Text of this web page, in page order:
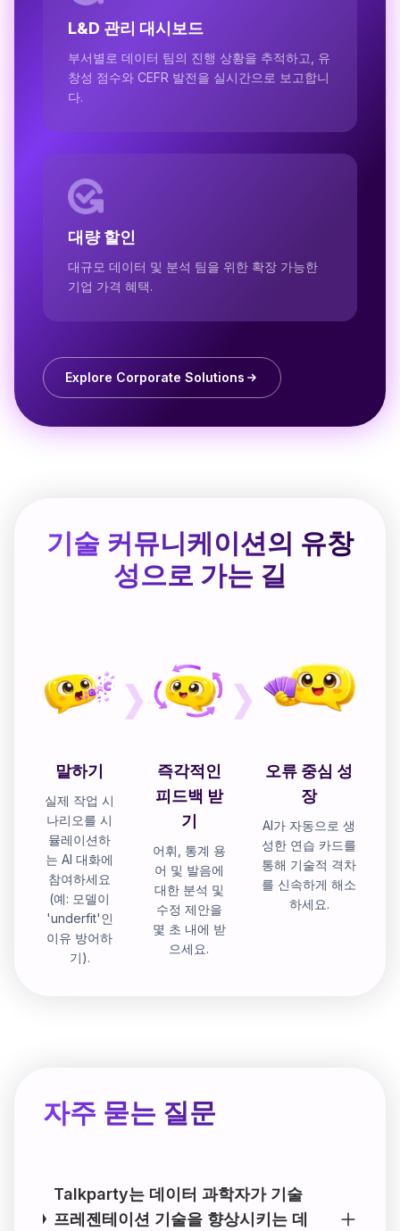
L&D 관리 대시보드
부서별로 데이터 팀의 진행 상황을 추적하고, 유
창성 점수와 CEFR 발전을 실시간으로 보고합니
다.
대량 할인
대규모 데이터 및 분석 팀을 위한 확장 가능한
기업 가격 혜택.
Explore Corporate Solutions
기술 커뮤니케이션의 유창
성으로 가는 길
말하기
실제 작업 시
나리오를 시
뮬레이션하
는 AI 대화에
참여하세요
(예: 모델이
'underfit'인
이유 방어하
기).
즉각적인
피드백 받
기
어휘, 통계 용
어 및 발음에
대한 분석 및
수정 제안을
몇 초 내에 받
으세요.
오류 중심 성
장
AI가 자동으로 생
성한 연습 카드를
통해 기술적 격차
를 신속하게 해소
하세요.
자주 묻는 질문
Talkparty는 데이터 과학자가 기술
프레젠테이션 기술을 향상시키는 데